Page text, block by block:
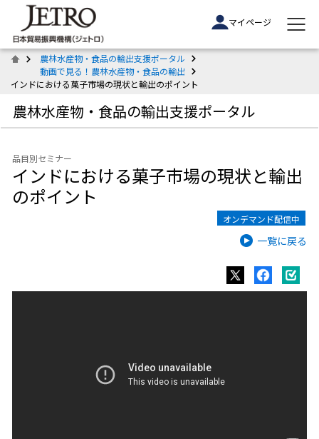
マイページ
農林水産物・食品の輸出支援ポータル
動画で見る！農林水産物・食品の輸出
インドにおける菓子市場の現状と輸出のポイント
農林水産物・食品の輸出支援ポータル
品目別セミナー
インドにおける菓子市場の現状と輸出
のポイント
オンデマンド配信中
一覧に戻る